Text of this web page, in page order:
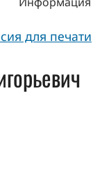
для печати